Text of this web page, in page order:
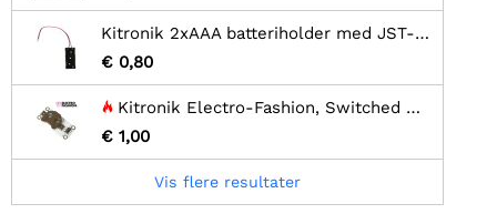
Kitronik 2xAAA batteriholder med JST-stik
€ 0,80
Kitronik Electro-Fashion, Switched Møntcelle Holder - CR2032
€ 1,00
Vis flere resultater